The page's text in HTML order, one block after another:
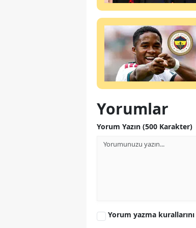
Yorumlar
Yorum Yazın (500 Karakter)
Yorum yazma kurallarını